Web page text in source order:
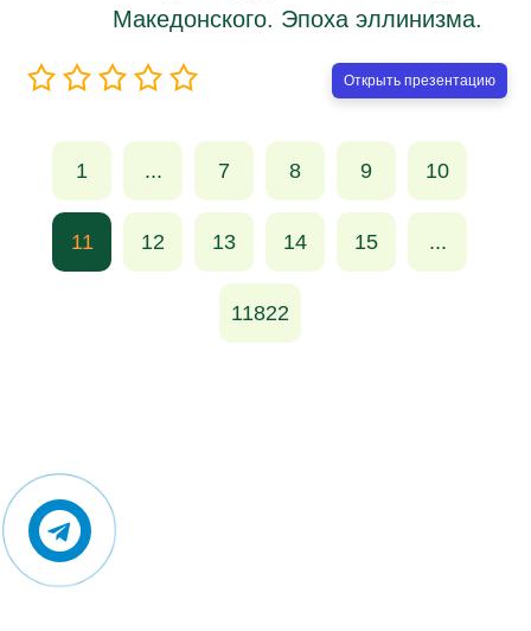
Македонского. Эпоха эллинизма.
Открыть презентацию
1 ... 7 8 9 10
11 12 13 14 15 ...
11822